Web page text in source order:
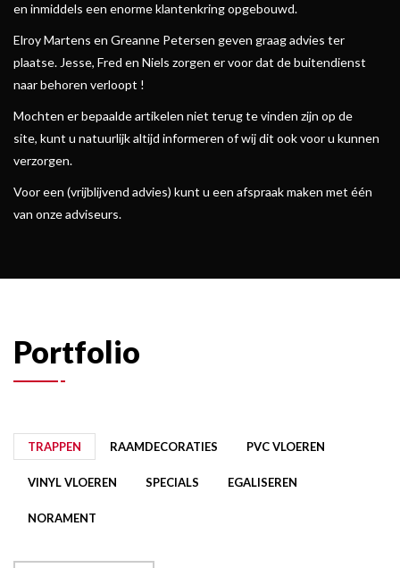
en inmiddels een enorme klantenkring opgebouwd.
Elroy Martens en Greanne Petersen geven graag advies ter
plaatse. Jesse, Fred en Niels zorgen er voor dat de buitendienst
naar behoren verloopt !
Mochten er bepaalde artikelen niet terug te vinden zijn op de
site, kunt u natuurlijk altijd informeren of wij dit ook voor u kunnen
verzorgen.
Voor een (vrijblijvend advies) kunt u een afspraak maken met één
van onze adviseurs.
Portfolio
TRAPPEN RAAMDECORATIES PVC VLOEREN
VINYL VLOEREN SPECIALS EGALISEREN
NORAMENT